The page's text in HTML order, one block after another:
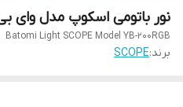
نور باتومی اسکوپ مدل وای بی - ٢٠٠ آر
Batomi Light SCOPE Model YB-200RGB
برند:SCOPE